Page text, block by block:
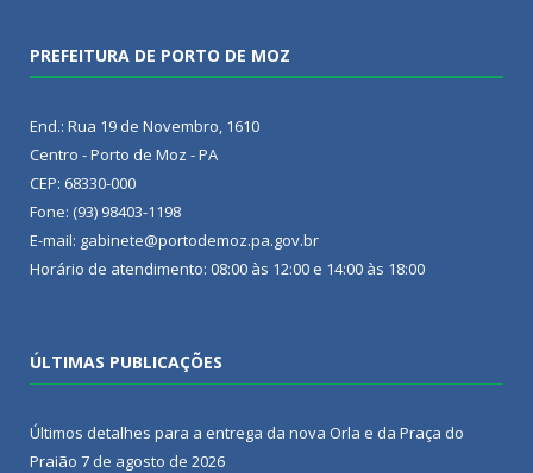
PREFEITURA DE PORTO DE MOZ
End.: Rua 19 de Novembro, 1610
Centro - Porto de Moz - PA
CEP: 68330-000
Fone: (93) 98403-1198
E-mail: gabinete@portodemoz.pa.gov.br
Horário de atendimento: 08:00 às 12:00 e 14:00 às 18:00
ÚLTIMAS PUBLICAÇÕES
Últimos detalhes para a entrega da nova Orla e da Praça do
Praião 7 de agosto de 2026